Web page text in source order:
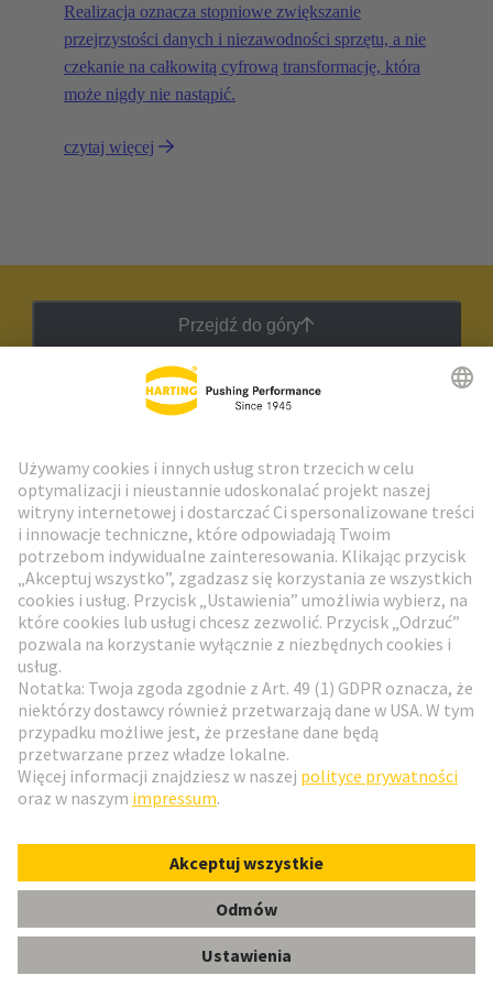
Realizacja oznacza stopniowe zwiększanie
przejrzystości danych i niezawodności sprzętu, a nie
czekanie na całkowitą cyfrową transformację, która
może nigdy nie nastąpić.
czytaj więcej
Przejdź do góry
Przejdź do rejestracji
Social Media
Polski
© HARTING Technology Group
WydawcaPolityka ochrony danych
Informacje dla klientów